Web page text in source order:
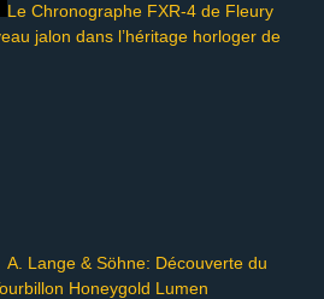
Le Chronographe FXR-4 de Fleury
jalon dans l’héritage horloger de
A. Lange & Söhne: Découverte du
Honeygold Lumen